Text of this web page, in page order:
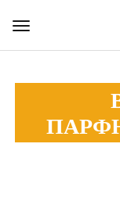
Пераключыць
навігацыю